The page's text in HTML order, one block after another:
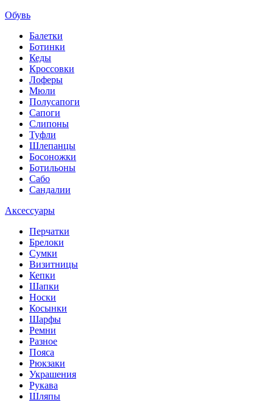
Обувь
Балетки
Ботинки
Кеды
Кроссовки
Лоферы
Мюли
Полусапоги
Сапоги
Слипоны
Туфли
Шлепанцы
Босоножки
Ботильоны
Сабо
Сандалии
Аксессуары
Перчатки
Брелоки
Сумки
Визитницы
Кепки
Шапки
Носки
Косынки
Шарфы
Ремни
Разное
Пояса
Рюкзаки
Украшения
Рукава
Шляпы